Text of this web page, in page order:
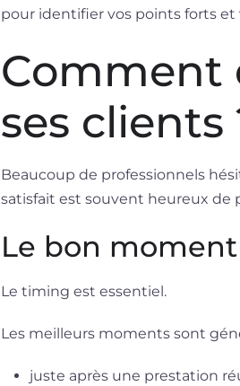
pour identifier vos points forts et
Comment
ses clients
Beaucoup de professionnels
satisfait est souvent heureux de
Le bon
Le timing est essentiel.
Les meilleurs moments sont
juste après une prestation